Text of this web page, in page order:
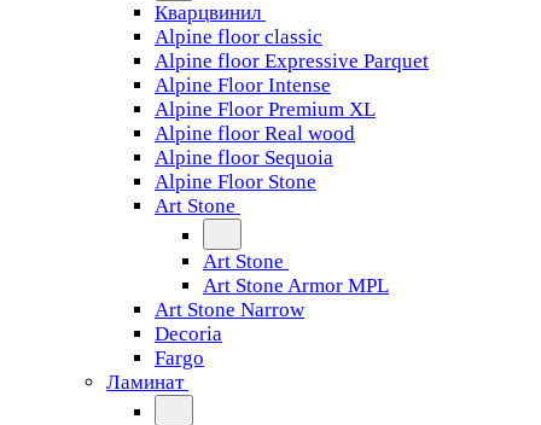
Кварцвинил
Alpine floor classic
Alpine floor Expressive Parquet
Alpine Floor Intense
Alpine Floor Premium XL
Alpine floor Real wood
Alpine floor Sequoia
Alpine Floor Stone
Art Stone
Art Stone
Art Stone Armor MPL
Art Stone Narrow
Decoria
Fargo
Ламинат